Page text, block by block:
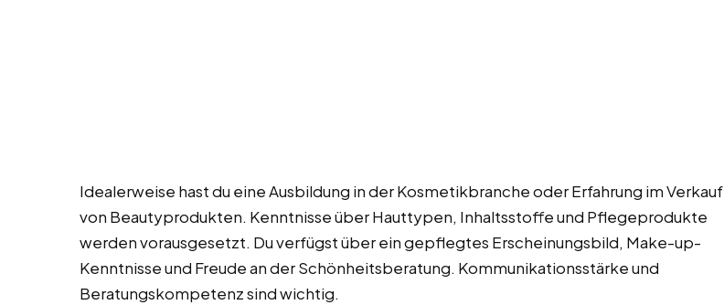
Idealerweise hast du eine Ausbildung in der Kosmetikbranche oder Erfahrung im Verkauf
von Beautyprodukten. Kenntnisse über Hauttypen, Inhaltsstoffe und Pflegeprodukte
werden vorausgesetzt. Du verfügst über ein gepflegtes Erscheinungsbild, Make-up-
Kenntnisse und Freude an der Schönheitsberatung. Kommunikationsstärke und
Beratungskompetenz sind wichtig.